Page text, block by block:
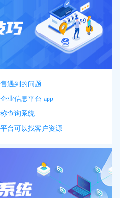
遇到的问题
业信息平台 app
查询系统
台可以找客户资源